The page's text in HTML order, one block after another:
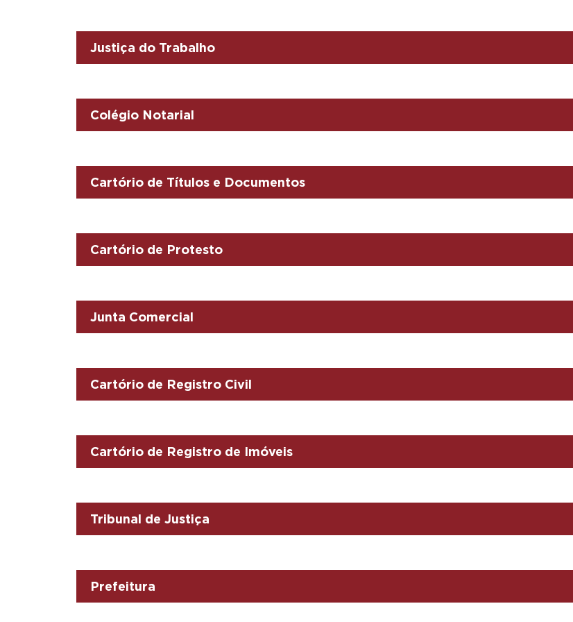
Justiça do Trabalho
Colégio Notarial
Cartório de Títulos e Documentos
Cartório de Protesto
Junta Comercial
Cartório de Registro Civil
Cartório de Registro de Imóveis
Tribunal de Justiça
Prefeitura